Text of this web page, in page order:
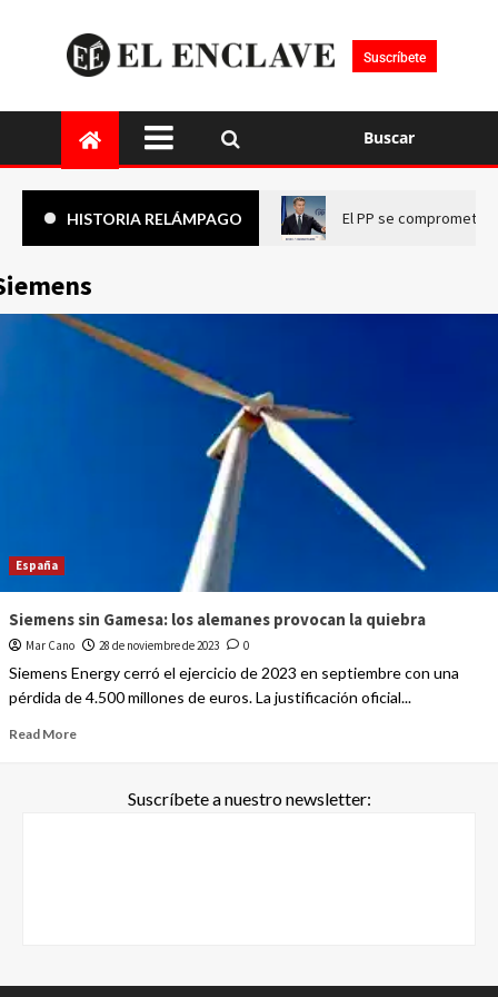
Suscríbete
Buscar
HISTORIA RELÁMPAGO El PP se compromete
España
Siemens sin Gamesa: los alemanes provocan la quiebra
Mar Cano 28 de noviembre de 2023 0
Siemens Energy cerró el ejercicio de 2023 en septiembre con una
pérdida de 4.500 millones de euros. La justificación oficial...
Read More
Suscríbete a nuestro newsletter: